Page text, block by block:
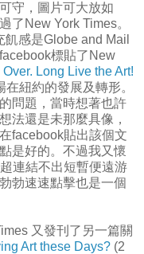
守，圖片可大放如
了New York Times。
感是Globe and Mail
標貼了New
Long Live the Art!
紐約的發展及轉形。
問題，當時想著也許
法還是未那麼具像，
facebook貼出該個文
是好的。不過我又懷
連結不出短暫便遠游
勃速速點擊也是一個
又發刊了另一篇關
Art these Days? (2